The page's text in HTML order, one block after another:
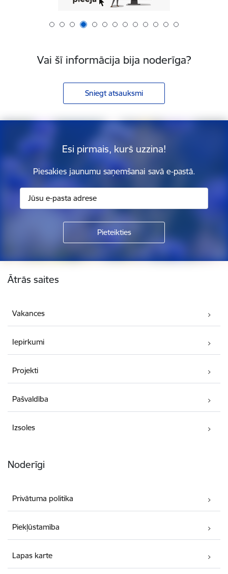
Vai šī informācija bija noderīga?
Sniegt atsauksmi
Esi pirmais, kurš uzzina!
Piesakies jaunumu saņemšanai savā e-pastā.
Kājene
Ātrās saites
Vakances
Iepirkumi
Projekti
Pašvaldība
Izsoles
Noderīgi
Privātuma politika
Piekļūstamība
Lapas karte